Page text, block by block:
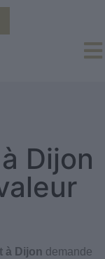
Dijon
à Dijon demande